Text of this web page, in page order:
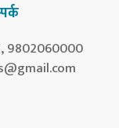
9802060000